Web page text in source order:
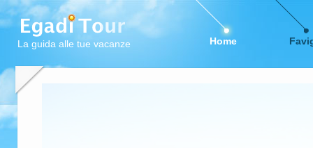
La guida alle tue vacanze Home